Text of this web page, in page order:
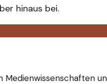
hinaus bei.
Medienwissenschaften